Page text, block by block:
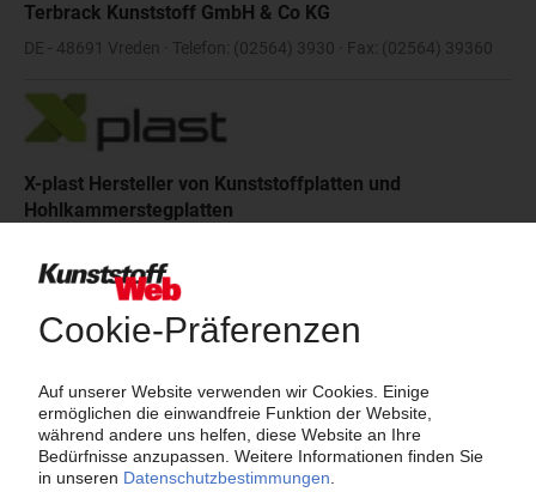
Terbrack Kunststoff GmbH & Co KG
DE - 48691 Vreden · Telefon: (02564) 3930 · Fax: (02564) 39360
X-plast Hersteller von Kunststoffplatten und
Hohlkammerstegplatten
Wer-Bietet-Was?